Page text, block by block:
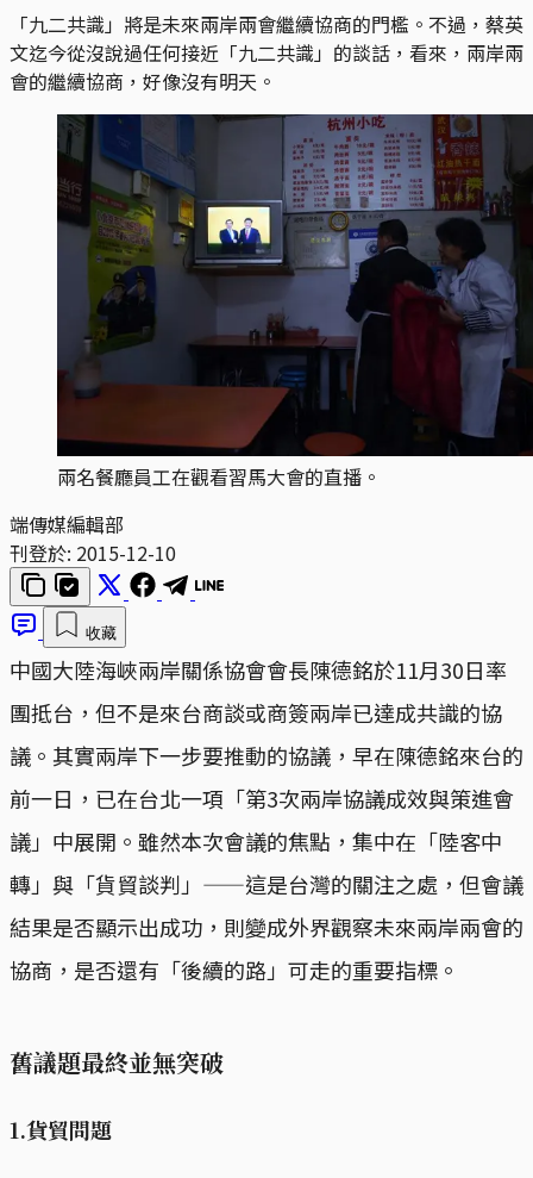
「九二共識」將是未來兩岸兩會繼續協商的門檻。不過，蔡英
文迄今從沒說過任何接近「九二共識」的談話，看來，兩岸兩
會的繼續協商，好像沒有明天。
兩名餐廳員工在觀看習馬大會的直播。
端傳媒編輯部
刊登於: 2015-12-10
收藏
中國大陸海峽兩岸關係協會會長陳德銘於11月30日率
團抵台，但不是來台商談或商簽兩岸已達成共識的協
議。其實兩岸下一步要推動的協議，早在陳德銘來台的
前一日，已在台北一項「第3次兩岸協議成效與策進會
議」中展開。雖然本次會議的焦點，集中在「陸客中
轉」與「貨貿談判」——這是台灣的關注之處，但會議
結果是否顯示出成功，則變成外界觀察未來兩岸兩會的
協商，是否還有「後續的路」可走的重要指標。
舊議題最終並無突破
1.貨貿問題